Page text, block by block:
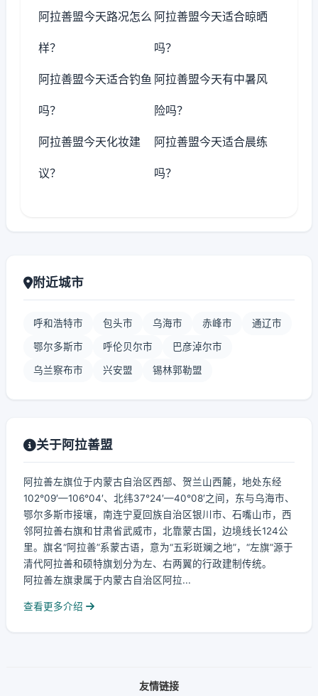
阿拉善盟今天路况怎么
样？
阿拉善盟今天适合晾晒
吗？
阿拉善盟今天适合钓鱼
吗？
阿拉善盟今天有中暑风
险吗？
阿拉善盟今天化妆建
议？
阿拉善盟今天适合晨练
吗？
附近城市
呼和浩特市 包头市 乌海市 赤峰市 通辽市
鄂尔多斯市 呼伦贝尔市 巴彦淖尔市
乌兰察布市 兴安盟 锡林郭勒盟
关于阿拉善盟
阿拉善左旗位于内蒙古自治区西部、贺兰山西麓，地处东经
102°09′—106°04′、北纬37°24′—40°08′之间，东与乌海市、
鄂尔多斯市接壤，南连宁夏回族自治区银川市、石嘴山市，西
邻阿拉善右旗和甘肃省武威市，北靠蒙古国，边境线长124公
里。旗名“阿拉善”系蒙古语，意为“五彩斑斓之地”，“左旗”源于
清代阿拉善和硕特旗划分为左、右两翼的行政建制传统。
阿拉善左旗隶属于内蒙古自治区阿拉...
查看更多介绍
友情链接